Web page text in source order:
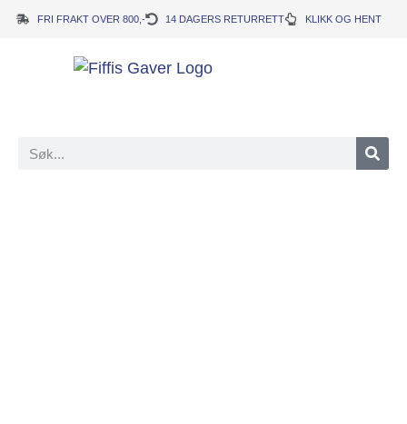
FRI FRAKT OVER 800,- 14 DAGERS RETURRETT KLIKK OG HENT